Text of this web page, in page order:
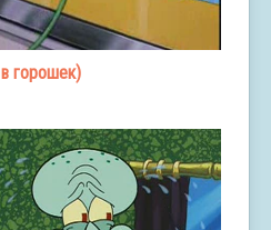
горошек)